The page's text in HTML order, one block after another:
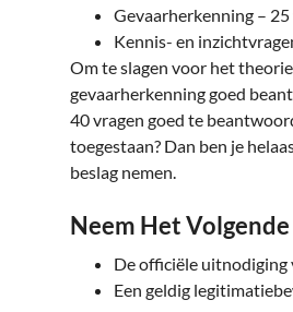
Gevaarherkenning – 25
Kennis- en
Om te slagen voor het
gevaarherkenning goed
40 vragen goed te
toegestaan? Dan ben je
beslag nemen.
Neem Het
De officiële
Een geldig